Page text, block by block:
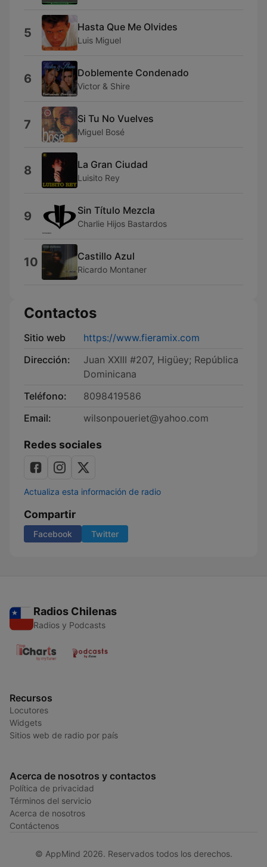
5 Hasta Que Me Olvides
Luis Miguel
6 Doblemente Condenado
Victor & Shire
7 Si Tu No Vuelves
Miguel Bosé
8 La Gran Ciudad
Luisito Rey
9 Sin Título Mezcla
Charlie Hijos Bastardos
10 Castillo Azul
Ricardo Montaner
Contactos
Sitio web
https://www.fieramix.com
Dirección:
Juan XXIII #207, Higüey; República
Dominicana
Teléfono:
8098419586
Email:
wilsonpoueriet@yahoo.com
Redes sociales
Actualiza esta información de radio
Compartir
Facebook Twitter
Radios Chilenas
Radios y Podcasts
Recursos
Locutores
Widgets
Sitios web de radio por país
Acerca de nosotros y contactos
Política de privacidad
Términos del servicio
Acerca de nosotros
Contáctenos
© AppMind 2026. Reservados todos los derechos.